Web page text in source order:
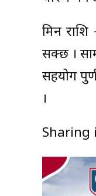
मिन
सक्छ ।
सहयोग
।
Sharing